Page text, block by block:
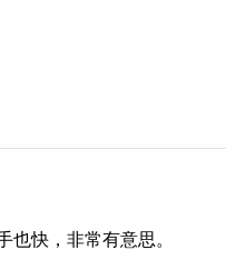
也快，非常有意思。